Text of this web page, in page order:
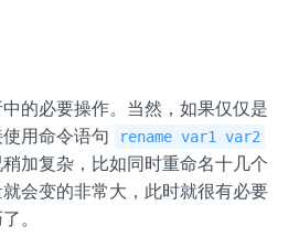
的必要操作。当然，如果仅仅是
用命令语句
rename var1 var2
加复杂，比如同时重命名十几个
会变的非常大，此时就很有必要
。